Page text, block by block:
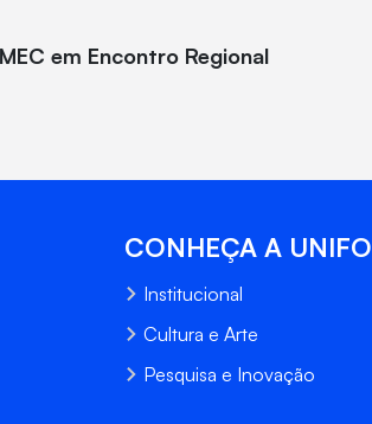
em Encontro Regional
CONHEÇA A
Institucional
Cultura e Arte
Pesquisa e Inovação